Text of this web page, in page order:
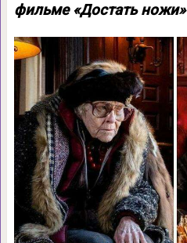
фильме «Достать ножи»